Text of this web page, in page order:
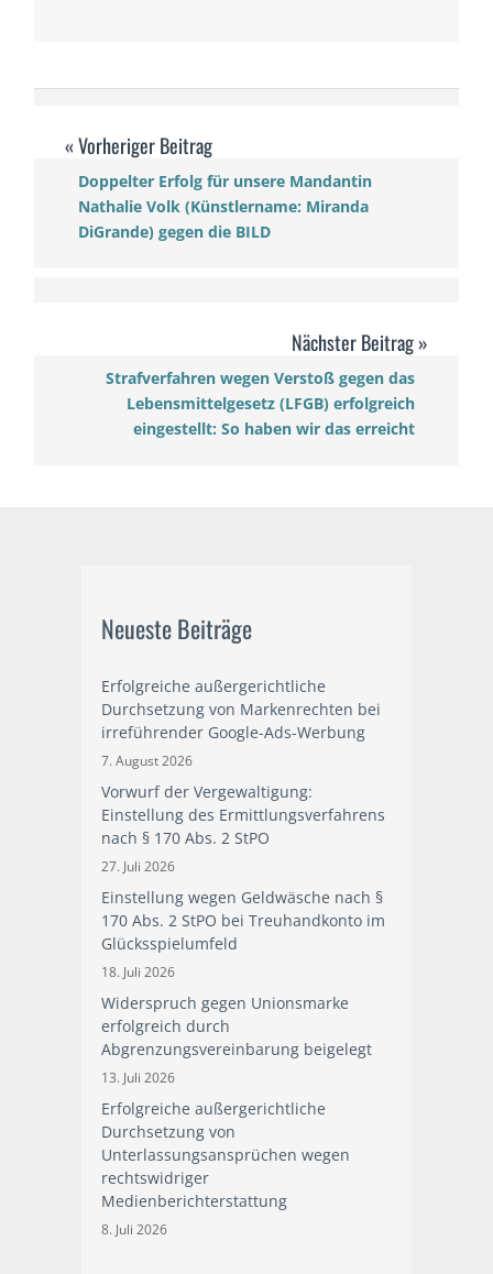
Doppelter Erfolg für unsere Mandantin
Nathalie Volk (Künstlername: Miranda
DiGrande) gegen die BILD
Strafverfahren wegen Verstoß gegen das
Lebensmittelgesetz (LFGB) erfolgreich
eingestellt: So haben wir das erreicht
Neueste Beiträge
Erfolgreiche außergerichtliche
Durchsetzung von Markenrechten bei
irreführender Google-Ads-Werbung
7. August 2026
Vorwurf der Vergewaltigung:
Einstellung des Ermittlungsverfahrens
nach § 170 Abs. 2 StPO
27. Juli 2026
Einstellung wegen Geldwäsche nach §
170 Abs. 2 StPO bei Treuhandkonto im
Glücksspielumfeld
18. Juli 2026
Widerspruch gegen Unionsmarke
erfolgreich durch
Abgrenzungsvereinbarung beigelegt
13. Juli 2026
Erfolgreiche außergerichtliche
Durchsetzung von
Unterlassungsansprüchen wegen
rechtswidriger
Medienberichterstattung
8. Juli 2026